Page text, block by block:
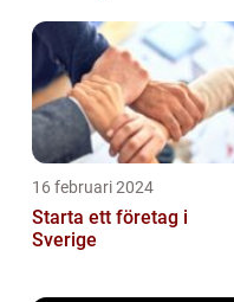
16 februari 2024
Starta ett företag i
Sverige